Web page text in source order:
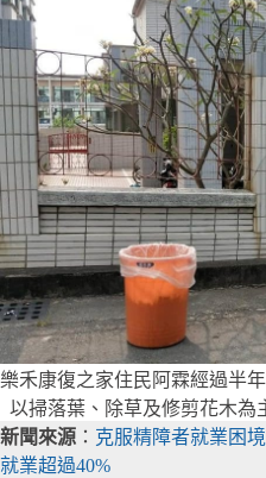
樂禾康復之家住民阿霖經過半
以掃落葉、除草及修剪花木為
新聞來源 ： 克服精障者就業困
就業超過40%